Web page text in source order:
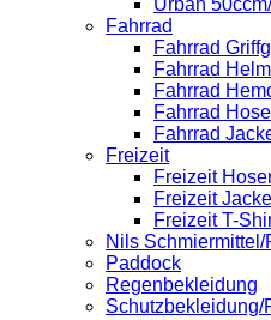
Urban
Fahrrad
Fahrrad
Fahrrad
Fahrrad
Fahrrad
Fahrrad
Freizeit
Freizeit
Freizeit
Freizeit T-
Nils
Paddock
Regenbekleidung
Schutzbekleidung/